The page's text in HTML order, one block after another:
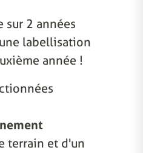
sur 2 années
labellisation
année !
terrain et d'un